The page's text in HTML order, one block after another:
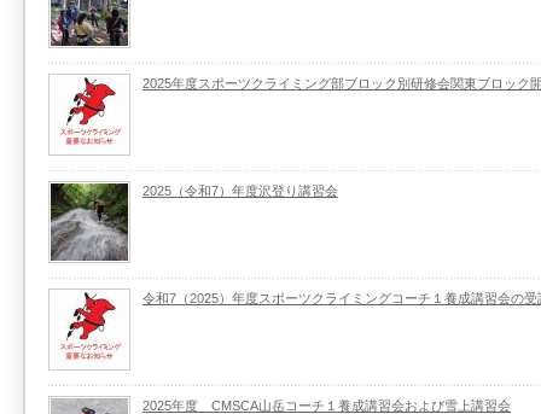
2025年度スポーツクライミング部ブロック別研修会関東ブロック
2025（令和7）年度沢登り講習会
令和7（2025）年度スポーツクライミングコーチ１養成講習会の
2025年度 CMSCA山岳コーチ１養成講習会および雪上講習会